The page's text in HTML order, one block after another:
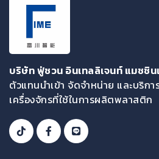
บริษัท ฟู่ชวน อินเทลลิเจนท์ แมชชิน
ตัวแทนนำเข้า จัดจำหน่าย และบริก
เครื่องจักรที่ใช้ในการผลิตพลาสติก